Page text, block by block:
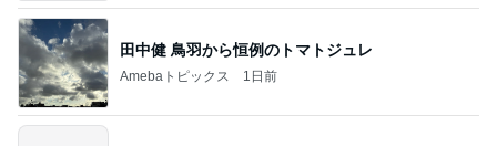
田中健 鳥羽から恒例のトマトジュレ
Amebaトピックス 1日前